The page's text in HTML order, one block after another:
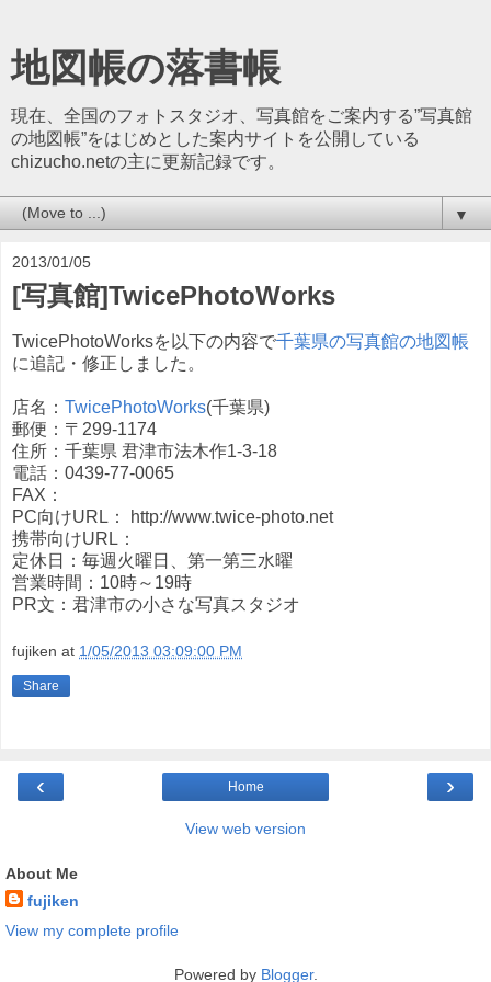
地図帳の落書帳
現在、全国のフォトスタジオ、写真館をご案内する”写真館
の地図帳”をはじめとした案内サイトを公開している
chizucho.netの主に更新記録です。
▼
2013/01/05
[写真館]TwicePhotoWorks
TwicePhotoWorksを以下の内容で千葉県の写真館の地図帳
に追記・修正しました。
店名： TwicePhotoWorks(千葉県)
郵便：〒299-1174
住所：千葉県 君津市法木作1-3-18
電話：0439-77-0065
FAX：
PC向けURL： http://www.twice-photo.net
携帯向けURL：
定休日：毎週火曜日、第一第三水曜
営業時間：10時～19時
PR文：君津市の小さな写真スタジオ
fujiken at 1/05/2013 03:09:00 PM
Share
‹ ›
Home
View web version
About Me
fujiken
View my complete profile
Powered by Blogger.